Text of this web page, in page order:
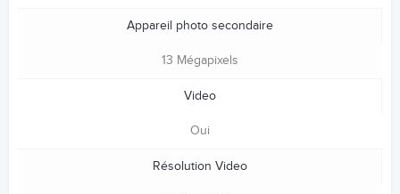
Appareil photo secondaire
13 Mégapixels
Video
Oui
Résolution Video